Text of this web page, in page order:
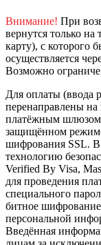
Внимание! При
вернутся только
карту), с которого
осуществляется
Возможно
Для оплаты (ввода
перенаправлены
платёжным шлюзом
защищённом
шифрования SSL. В
технологию
Verified By Visa,
для проведения
специального
битное
персональной
Введённая